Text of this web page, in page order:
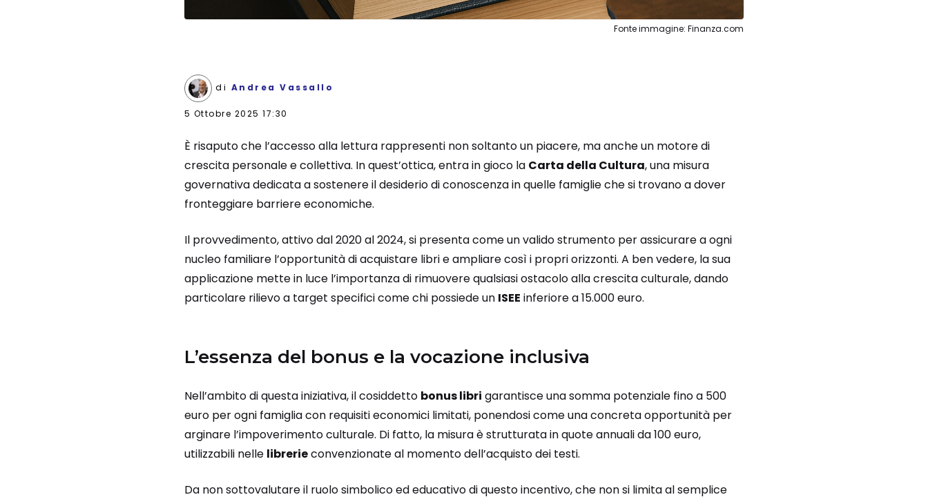
Fonte immagine: Finanza.com
di Andrea Vassallo
5 Ottobre 2025 17:30
È risaputo che l’accesso alla lettura rappresenti non soltanto un piacere, ma anche un motore di
crescita personale e collettiva. In quest’ottica, entra in gioco la Carta della Cultura, una misura
governativa dedicata a sostenere il desiderio di conoscenza in quelle famiglie che si trovano a dover
fronteggiare barriere economiche.
Il provvedimento, attivo dal 2020 al 2024, si presenta come un valido strumento per assicurare a ogni
nucleo familiare l’opportunità di acquistare libri e ampliare così i propri orizzonti. A ben vedere, la sua
applicazione mette in luce l’importanza di rimuovere qualsiasi ostacolo alla crescita culturale, dando
particolare rilievo a target specifici come chi possiede un ISEE inferiore a 15.000 euro.
L’essenza del bonus e la vocazione inclusiva
Nell’ambito di questa iniziativa, il cosiddetto bonus libri garantisce una somma potenziale fino a 500
euro per ogni famiglia con requisiti economici limitati, ponendosi come una concreta opportunità per
arginare l’impoverimento culturale. Di fatto, la misura è strutturata in quote annuali da 100 euro,
utilizzabili nelle librerieconvenzionate al momento dell’acquisto dei testi.
Da non sottovalutare il ruolo simbolico ed educativo di questo incentivo, che non si limita al semplice